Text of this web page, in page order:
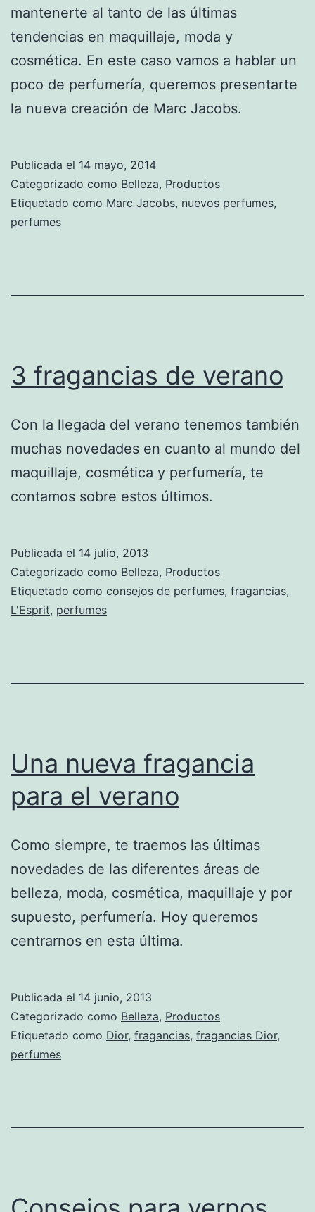
mantenerte al tanto de las últimas
tendencias en maquillaje, moda y
cosmética. En este caso vamos a hablar un
poco de perfumería, queremos presentarte
la nueva creación de Marc Jacobs.
Publicada el 14 mayo, 2014
Categorizado como Belleza, Productos
Etiquetado como Marc Jacobs, nuevos perfumes,
perfumes
3 fragancias de verano
Con la llegada del verano tenemos también
muchas novedades en cuanto al mundo del
maquillaje, cosmética y perfumería, te
contamos sobre estos últimos.
Publicada el 14 julio, 2013
Categorizado como Belleza, Productos
Etiquetado como consejos de perfumes, fragancias,
L'Esprit, perfumes
Una nueva fragancia
para el verano
Como siempre, te traemos las últimas
novedades de las diferentes áreas de
belleza, moda, cosmética, maquillaje y por
supuesto, perfumería. Hoy queremos
centrarnos en esta última.
Publicada el 14 junio, 2013
Categorizado como Belleza, Productos
Etiquetado como Dior, fragancias, fragancias Dior,
perfumes